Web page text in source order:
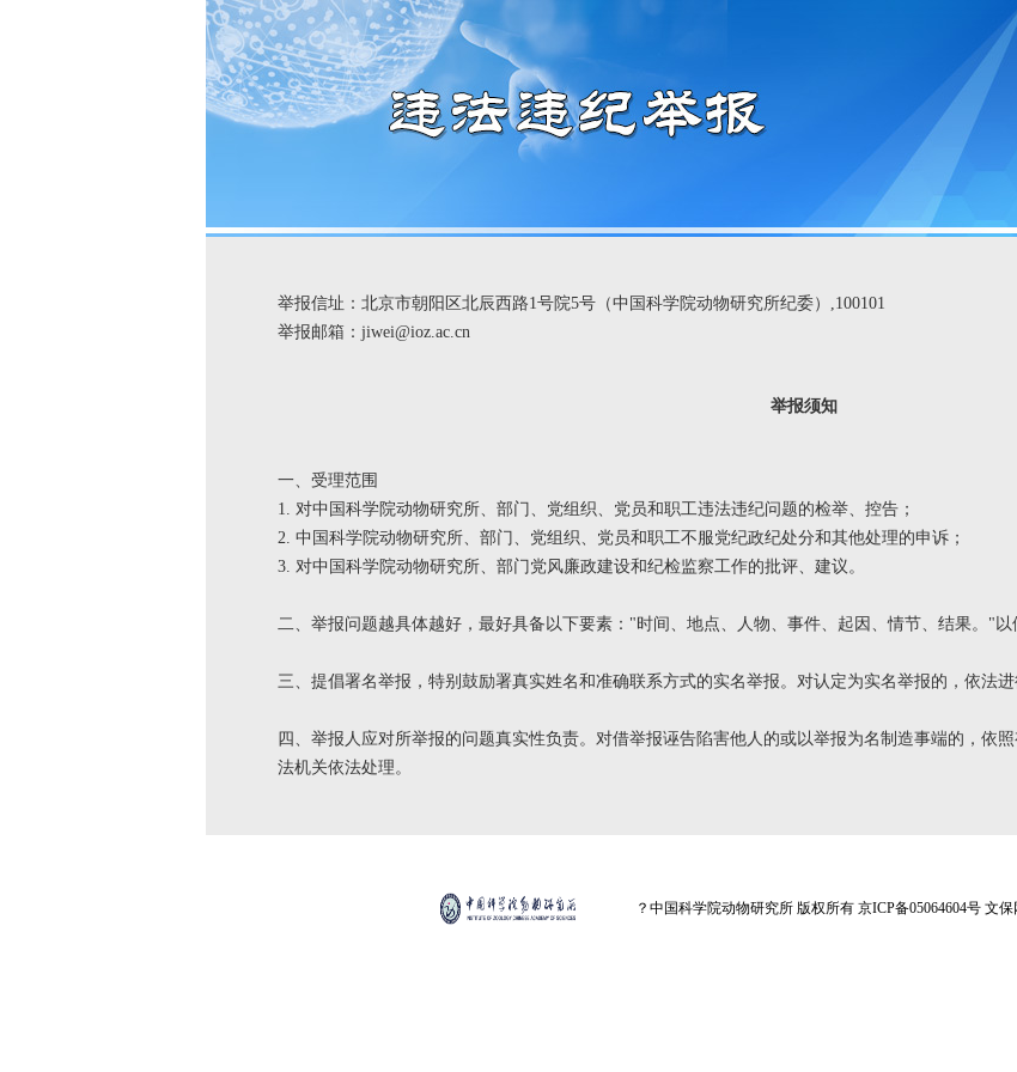
举报信址：北京市朝阳区北辰西路1号院5号（中国科学院动物研究所纪委）,100101
举报邮箱：jiwei@ioz.ac.cn
举报须知
一、受理范围
1. 对中国科学院动物研究所、部门、党组织、党员和职工违法违纪问题的检举、控告；
2. 中国科学院动物研究所、部门、党组织、党员和职工不服党纪政纪处分和其他处理的申诉；
3. 对中国科学院动物研究所、部门党风廉政建设和纪检监察工作的批评、建议。
二、举报问题越具体越好，最好具备以下要素："时间、地点、人物、事件、起因、情节、结果。"以
三、提倡署名举报，特别鼓励署真实姓名和准确联系方式的实名举报。对认定为实名举报的，依法进
四、举报人应对所举报的问题真实性负责。对借举报诬告陷害他人的或以举报为名制造事端的，依
法机关依法处理。
？ 中国科学院动物研究所 版权所有 京ICP备05064604号 文保